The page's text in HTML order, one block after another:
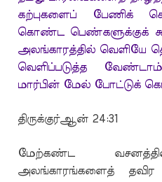
கற்புகளைப் பேணிக்
கொண்ட பெண்களுக்குக்
அலங்காரத்தில் வெளியே
வெளிப்படுத்த
மார்பின் மேல் போட்டுக்
திருக்குர்ஆன் 24:31
மேற்கண்ட
அலங்காரங்களைத்